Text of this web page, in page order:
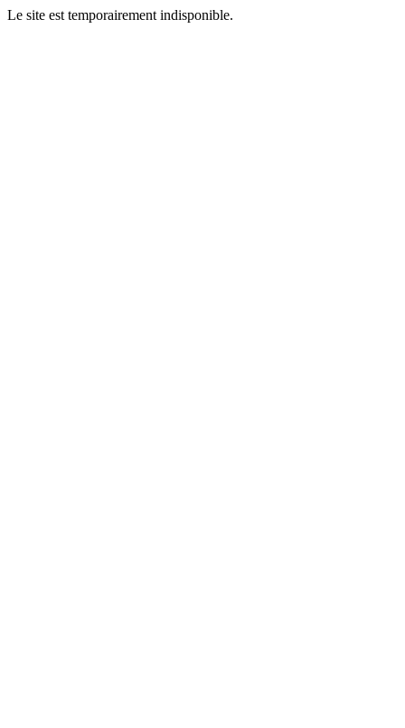
Le site est temporairement indisponible.